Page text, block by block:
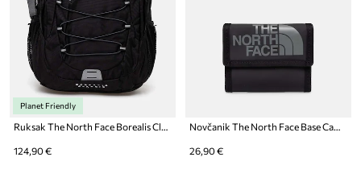
Planet Friendly
Ruksak The North Face Borealis Classic
124,90 €
Novčanik The North Face Base Camp Wallet
26,90 €